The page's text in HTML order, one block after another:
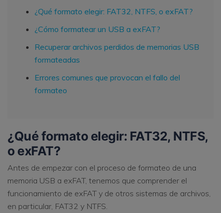
¿Qué formato elegir: FAT32, NTFS, o exFAT?
¿Cómo formatear un USB a exFAT?
Recuperar archivos perdidos de memorias USB
formateadas
Errores comunes que provocan el fallo del
formateo
¿Qué formato elegir: FAT32, NTFS,
o exFAT?
Antes de empezar con el proceso de formateo de una
memoria USB a exFAT, tenemos que comprender el
funcionamiento de exFAT y de otros sistemas de archivos,
en particular, FAT32 y NTFS.